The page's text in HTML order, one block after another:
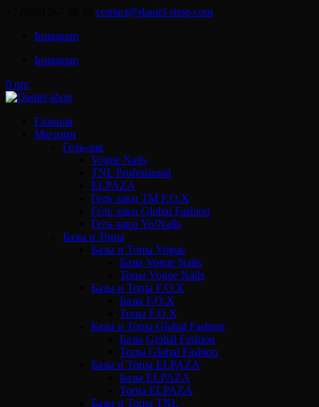
contact@daniel-shop.com
Instagram
Instagram
0 шт.
Главная
Магазин
Гель-лак
Vogue Nails
TNL Professional
ELPAZA
Гель лаки ТМ F.O.X
Гель лаки Global Fashion
Гель лаки Yo!Nails
Базы и Топы
Базы и Топы Vogue
Базы Vogue Nails
Топы Vogue Nails
Базы и Топы F.O.X
Базы F.O.X
Топы F.O.X
Базы и Топы Global Fashion
Базы Global Fashion
Топы Global Fashion
Базы и Топы ELPAZA
Базы ELPAZA
Топы ELPAZA
Базы и Топы TNL